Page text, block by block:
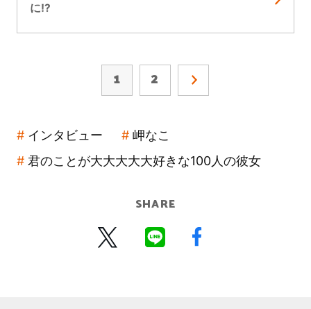
に!?
1 2
インタビュー
岬なこ
君のことが大大大大大好きな100人の彼女
SHARE